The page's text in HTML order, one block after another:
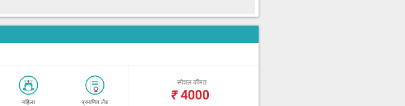
महिला
प्रमाणित लैब
स्पेशल कीमत
₹4000